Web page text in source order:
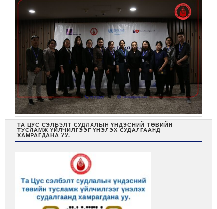
ТА ЦУС СЭЛБЭЛТ СУДЛАЛЫН ҮНДЭСНИЙ ТӨВИЙН
ТУСЛАМЖ ҮЙЛЧИЛГЭЭГ ҮНЭЛЭХ СУДАЛГААНД
ХАМРАГДАНА УУ.